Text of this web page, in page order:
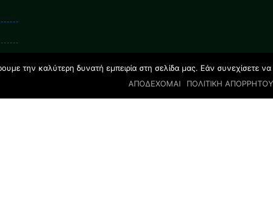
την καλύτερη δυνατή εμπειρία στη σελίδα μας. Εάν συνεχίσετε
ΑΠΟΔΕΧΟΜΑΙ
ΠΟΛΙΤΙΚΗ ΑΠΟΡΡΗΤΟΥ